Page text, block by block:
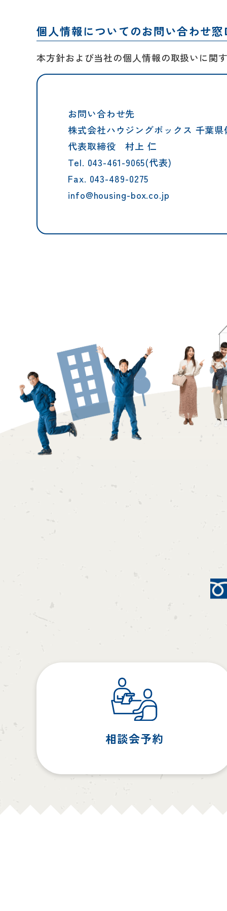
リフォームメニュ
洗面化粧台
トイレ
LDK リフォーム
個人情報についてのお問い合わせ窓
本方針および当社の個人情報の取扱いに関
お問い合わせ先
株式会社ハウジングボックス 千葉
代表取締役 村上 仁
Tel. 043-461-9065(代表)
Fax. 043-489-0275
info@housing-box.co.jp
相談会予約